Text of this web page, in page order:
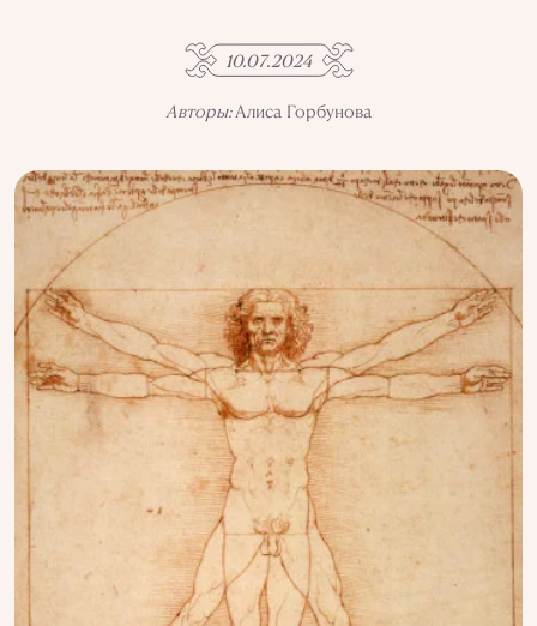
QALAM-ДАҒЫ ЖАРНАМА
БІЗДІҢ АВТОРЛАР
10.07.2024
Авторы:Алиса Горбунова